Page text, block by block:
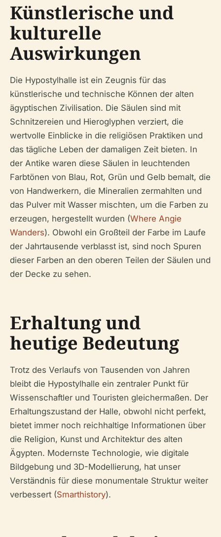
Künstlerische und
kulturelle
Auswirkungen
Die Hypostylhalle ist ein Zeugnis für das
künstlerische und technische Können der alten
ägyptischen Zivilisation. Die Säulen sind mit
Schnitzereien und Hieroglyphen verziert, die
wertvolle Einblicke in die religiösen Praktiken und
das tägliche Leben der damaligen Zeit bieten. In
der Antike waren diese Säulen in leuchtenden
Farbtönen von Blau, Rot, Grün und Gelb bemalt, die
von Handwerkern, die Mineralien zermahlten und
das Pulver mit Wasser mischten, um die Farben zu
erzeugen, hergestellt wurden (Where Angie
Wanders). Obwohl ein Großteil der Farbe im Laufe
der Jahrtausende verblasst ist, sind noch Spuren
dieser Farben an den oberen Teilen der Säulen und
der Decke zu sehen.
Erhaltung und
heutige Bedeutung
Trotz des Verlaufs von Tausenden von Jahren
bleibt die Hypostylhalle ein zentraler Punkt für
Wissenschaftler und Touristen gleichermaßen. Der
Erhaltungszustand der Halle, obwohl nicht perfekt,
bietet immer noch reichhaltige Informationen über
die Religion, Kunst und Architektur des alten
Ägypten. Modernste Technologie, wie digitale
Bildgebung und 3D-Modellierung, hat unser
Verständnis für diese monumentale Struktur weiter
verbessert (Smarthistory).